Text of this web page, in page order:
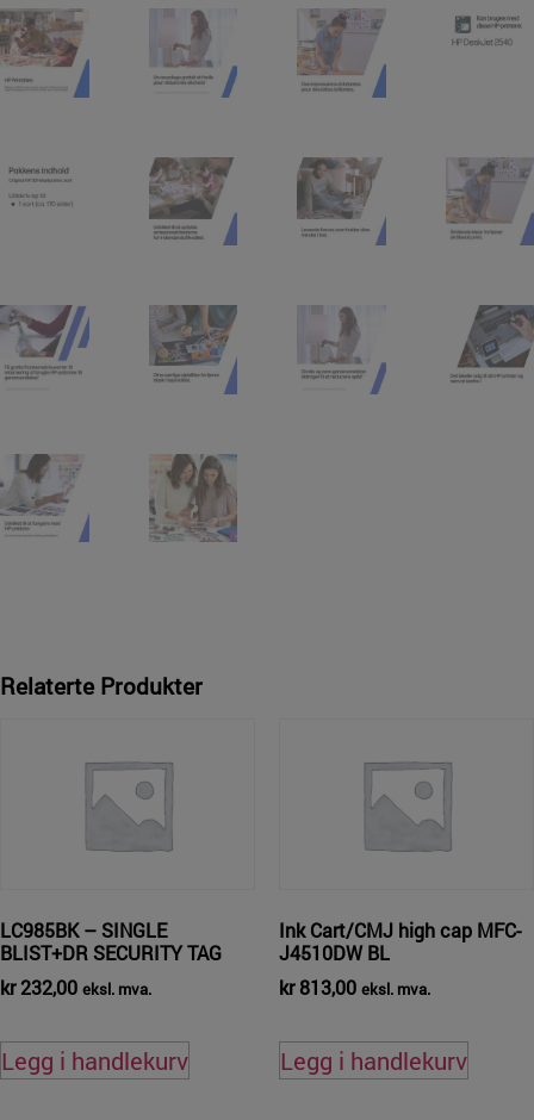
Relaterte Produkter
LC985BK – SINGLE
BLIST+DR SECURITY TAG
kr232,00 eksl. mva.
Legg i handlekurv
Ink Cart/CMJ high cap MFC-
J4510DW BL
kr813,00 eksl. mva.
Legg i handlekurv